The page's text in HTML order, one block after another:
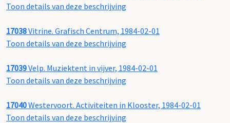
Toon details van deze beschrijving
17038Vitrine. Grafisch Centrum, 1984-02-01
Toon details van deze beschrijving
17039Velp. Muziektent in vijver, 1984-02-01
Toon details van deze beschrijving
17040Westervoort. Activiteiten in Klooster, 1984-02-01
Toon details van deze beschrijving